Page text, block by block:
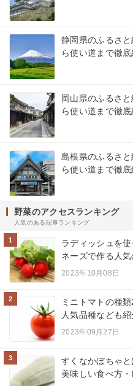
静岡県のふるさ
ら使い道まで徹底
岡山県のふるさ
ら使い道まで徹底
島根県のふるさ
ら使い道まで徹底
野菜のアクセスランキング
人気のある記事ランキング
1
ラディッシュを
ネーズで作る人気
2023年10月08日
2
ミニトマトの種
人気品種なども紹
2023年09月27日
3
すくなかぼちゃ
美味しい食べ方・